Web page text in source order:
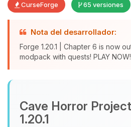
CurseForge 65 versiones
Nota del desarrollador:
Forge 1.20.1 | Chapter 6 is now
modpack with quests! PLAY NOW!
Cave Horror
1.20.1
asistente de
que necesitas y